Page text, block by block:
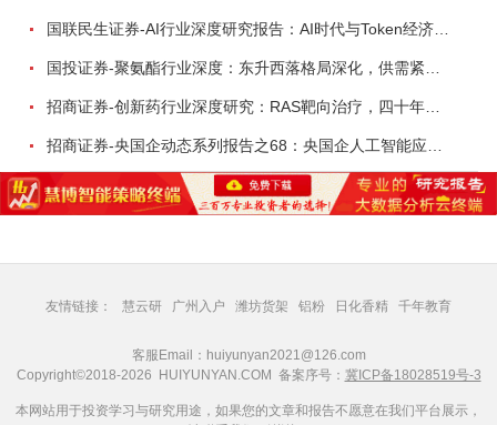
国联民生证券-AI行业深度研究报告：AI时代与Token经济，从技术符号到数字石油-260801
招商证券-创新药行业深度研究：RAS靶向治疗，四十年不可成药的终结，与终结之后的治疗格局演化-260805
友情链接： 慧云研 广州入户 潍坊货架 铝粉 日化香精 千年教育
客服Email：huiyunyan2021@126.com
Copyright©2018-2026 HUIYUNYAN.COM 备案序号： 冀ICP备18028519号-3
本网站用于投资学习与研究用途，如果您的文章和报告不愿意在我们平台展示，